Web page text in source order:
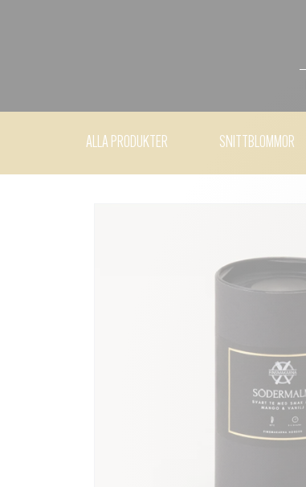
ALLA PRODUKTER SNITTBLOMMOR